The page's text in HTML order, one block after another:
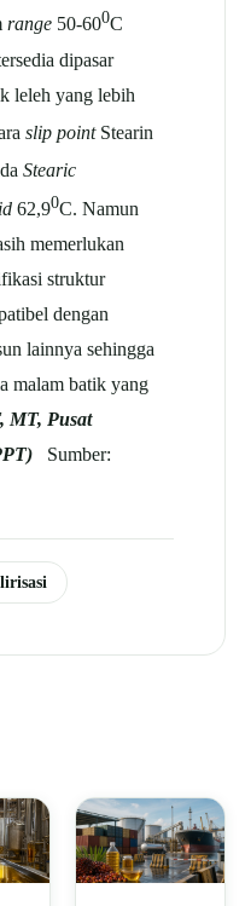
range 50-600C
dipasar
leleh yang lebih
slip pointStearin
Stearic
62,90C. Namun
memerlukan
struktur
dengan
lainnya sehingga
malam batik yang
MT, Pusat
) Sumber: